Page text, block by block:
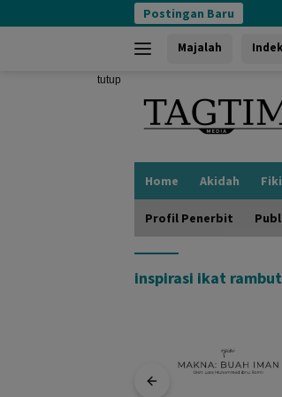
ke
Postingan Baru
Majalah
tutup
Home Akidah
Profil Penerbit
inspirasi ikat